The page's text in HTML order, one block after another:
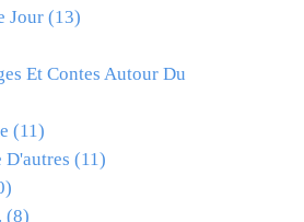
Jour (13)
Et Contes Autour Du
(11)
D'autres (11)
(8)